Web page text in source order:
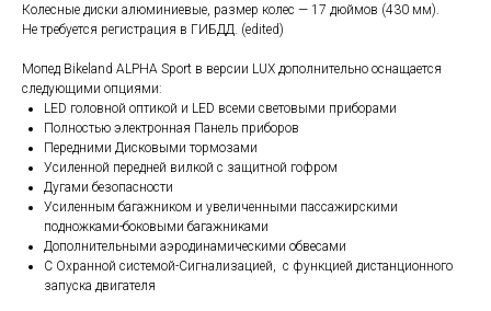
Колесные диски алюминиевые, размер колес — 17 дюймов (430 мм).
Не требуется регистрация в ГИБДД. (edited)
Мопед Bikeland ALPHA Sport в версии LUX дополнительно оснащается
следующими опциями:
LED головной оптикой и LED всеми световыми приборами
Полностью электронная Панель приборов
Передними Дисковыми тормозами
Усиленной передней вилкой с защитной гофром
Дугами безопасности
Усиленным багажником и увеличенными пассажирскими
подножками-боковыми багажниками
Дополнительными аэродинамическими обвесами
С Охранной системой-Сигнализацией, с функцией дистанционного
запуска двигателя